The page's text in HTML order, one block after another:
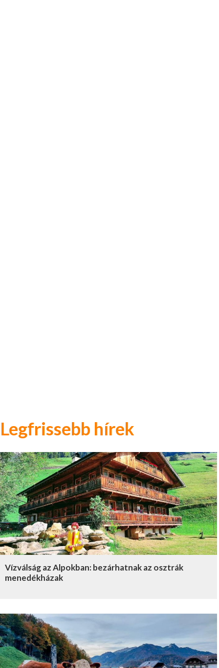
Legfrissebb hírek
Vízválság az Alpokban: bezárhatnak az osztrák
menedékházak